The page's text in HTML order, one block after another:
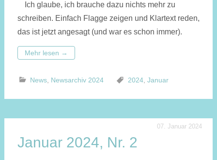
Ich glaube, ich brauche dazu nichts mehr zu
schreiben. Einfach Flagge zeigen und Klartext reden,
das ist jetzt angesagt (und war es schon immer).
Mehr lesen →
News, Newsarchiv 2024 2024, Januar
07. Januar 2024
Januar 2024, Nr. 2